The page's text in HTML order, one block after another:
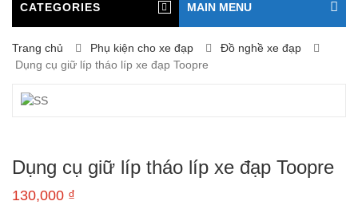
CATEGORIES MAIN MENU
Trang chủ Phụ kiện cho xe đạp
Đồ nghề xe đạp
Dụng cụ giữ líp tháo líp xe đạp Toopre
Dụng cụ giữ líp tháo líp xe đạp Toopre
130,000 ₫